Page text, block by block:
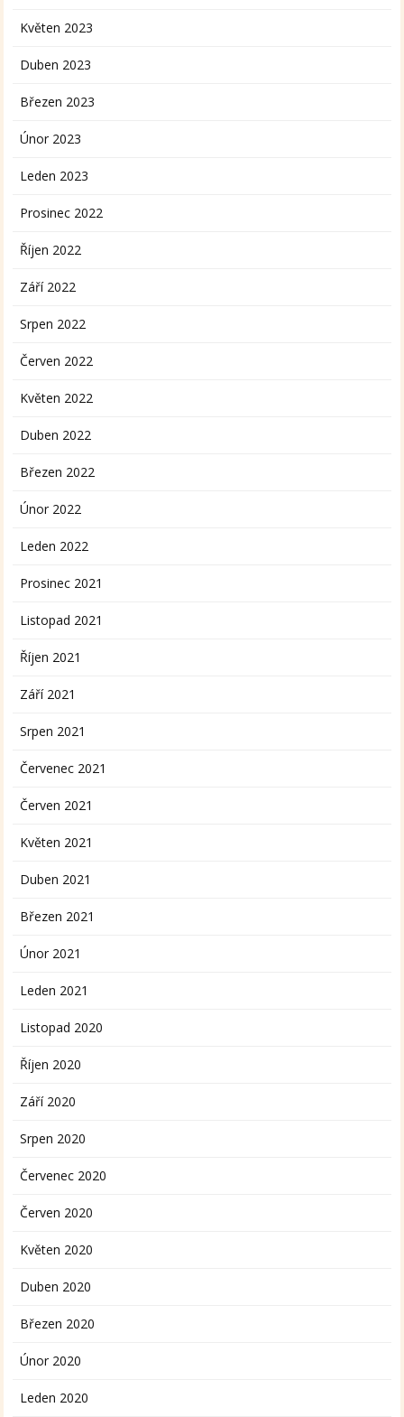
Květen 2023
Duben 2023
Březen 2023
Únor 2023
Leden 2023
Prosinec 2022
Říjen 2022
Září 2022
Srpen 2022
Červen 2022
Květen 2022
Duben 2022
Březen 2022
Únor 2022
Leden 2022
Prosinec 2021
Listopad 2021
Říjen 2021
Září 2021
Srpen 2021
Červenec 2021
Červen 2021
Květen 2021
Duben 2021
Březen 2021
Únor 2021
Leden 2021
Listopad 2020
Říjen 2020
Září 2020
Srpen 2020
Červenec 2020
Červen 2020
Květen 2020
Duben 2020
Březen 2020
Únor 2020
Leden 2020